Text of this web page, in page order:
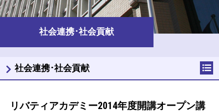
社会連携･社会貢献
リバティアカデミー2014年度開講オープン講
社会連携･社会貢献